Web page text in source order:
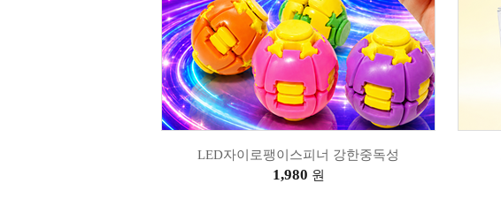
LED자이로팽이스피너 강한중독성
1,980 원